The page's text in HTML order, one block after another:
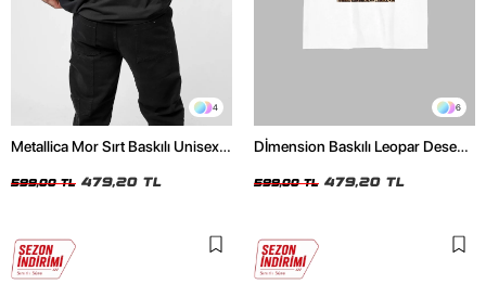
4
Metallica Mor Sırt Baskılı Unisex
599,00 TL 479,20 TL
6
Dİmension Baskılı Leopar Desenli
Tshirt
599,00 TL 479,20 TL